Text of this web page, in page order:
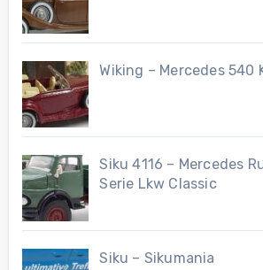
Wiking – Mercedes 540
Siku 4116 – Mercedes
Serie Lkw Classic
Siku – Sikumania